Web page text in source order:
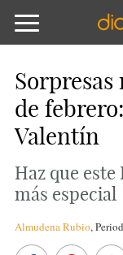
Sorpresas
de
Valentín
Haz que este
más especial
Almudena Rubio,